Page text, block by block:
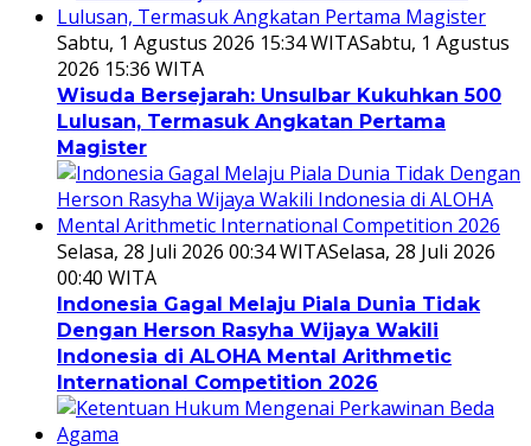
Sabtu, 1 Agustus 2026 15:34 WITASabtu, 1 Agustus
2026 15:36 WITA
Wisuda Bersejarah: Unsulbar Kukuhkan 500
Lulusan, Termasuk Angkatan Pertama
Magister
Selasa, 28 Juli 2026 00:34 WITASelasa, 28 Juli 2026
00:40 WITA
Indonesia Gagal Melaju Piala Dunia Tidak
Dengan Herson Rasyha Wijaya Wakili
Indonesia di ALOHA Mental Arithmetic
International Competition 2026